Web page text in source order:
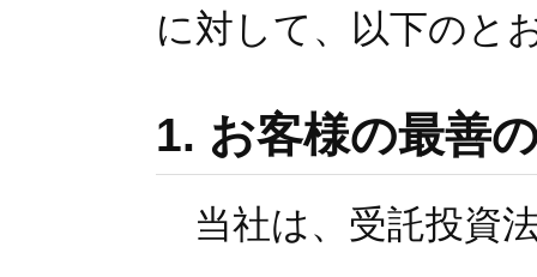
に対して、以下のと
1. お客様の最善
当社は、受託投資